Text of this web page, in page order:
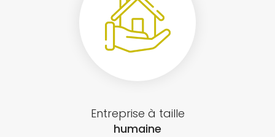
Entreprise à taille
humaine